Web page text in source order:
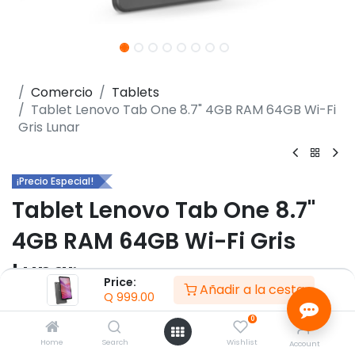
Price:
Q 999.00 Añadir a la cesta
Home Search
0
Wishlist Account
Comercio
Tablets
Tablet Lenovo Tab One 8.7" 4GB RAM 64GB Wi-Fi
Gris Lunar
¡Precio Especial!
Tablet Lenovo Tab One 8.7"
4GB RAM 64GB Wi-Fi Gris
Lunar
(0 reseña)
- Pantalla 8,7" HD (1340 x 800), IPS, táctil, 60Hz, 480